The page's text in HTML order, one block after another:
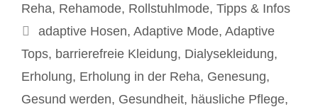
Reha, Rehamode, Rollstuhlmode, Tipps & Infos
Schlagwörter
adaptive Hosen, Adaptive Mode, Adaptive
Tops, barrierefreie Kleidung, Dialysekleidung,
Erholung, Erholung in der Reha, Genesung,
Gesund werden, Gesundheit, häusliche Pflege,